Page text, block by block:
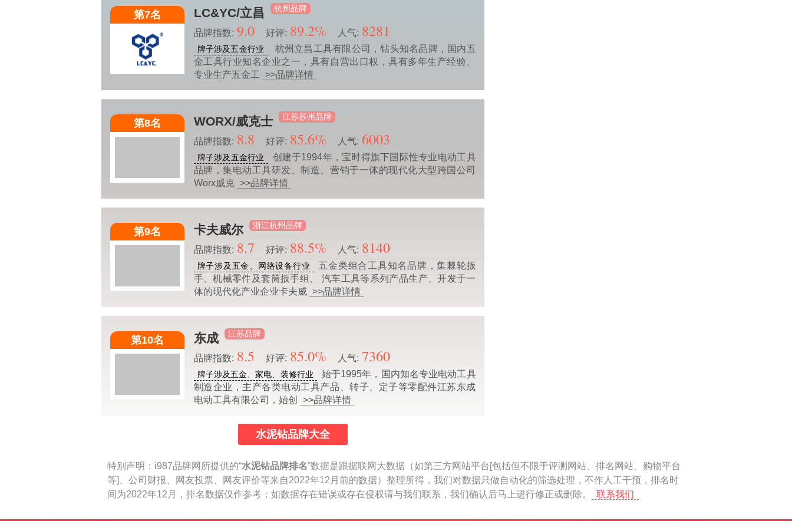
第7名 LC&YC/立昌 杭州品牌
品牌指数: 9.0 好评: 89.2% 人气: 8281
牌子涉及五金行业
杭州立昌工具有限公司，钻头知名品牌，国内五
金工具行业知名企业之一，具有自营出口权，具有多年生产经验、
专业生产五金工
>>品牌详情
第8名 WORX/威克士 江苏苏州品牌
品牌指数: 8.8 好评: 85.6% 人气: 6003
牌子涉及五金行业
创建于1994年，宝时得旗下国际性专业电动工具
品牌，集电动工具研发、制造、营销于一体的现代化大型跨国公司
Worx威克 >>品牌详情
第9名 卡夫威尔 浙江杭州品牌
品牌指数: 8.7 好评: 88.5% 人气: 8140
牌子涉及五金、网络设备行业
五金类组合工具知名品牌，集棘轮扳
手、机械零件及套筒扳手组、 汽车工具等系列产品生产、开发于一
体的现代化产业企业卡夫威 >>品牌详情
第10名 东成 江苏品牌
品牌指数: 8.5 好评: 85.0% 人气: 7360
牌子涉及五金、家电、装修行业
始于1995年，国内知名专业电动工具
制造企业，主产各类电动工具产品、转子、定子等零配件江苏东成
电动工具有限公司，始创
>>品牌详情
水泥钻品牌大全
特别声明： i987品牌网所提供的“水泥钻品牌排名”数据是跟据联网大数据（如第三方网站平台[包括但不限于评测网站、排名网站、购物平台
等]、公司财报、网友投票、网友评价等来自2022年12月前的数据）整理所得，我们对数据只做自动化的筛选处理，不作人工干预，排名时
间为2022年12月，排名数据仅作参考；如数据存在错误或存在侵权请与我们联系，我们确认后马上进行修正或删除。
联系我们